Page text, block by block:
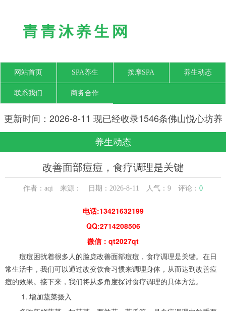
网站首页 SPA养生 按摩SPA 养生动态
联系我们 商务合作
更新时间：2026-8-11 现已经收录1546条佛山悦心坊养
生网信息
养生动态
改善面部痘痘，食疗调理是关键
作者：aqi 来源： 日期：2026-8-11 人气： 9 评论： 0
电话:13421632199
QQ:2714208506
微信：qt2027qt
痘痘困扰着很多人的脸庞改善面部痘痘，食疗调理是关键。在日
常生活中，我们可以通过改变饮食习惯来调理身体，从而达到改善痘
痘的效果。接下来，我们将从多角度探讨食疗调理的具体方法。
1. 增加蔬菜摄入